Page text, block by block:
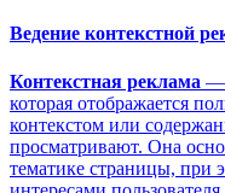
Ведение контекстной
Контекстная реклама —
которая отображается
контекстом или
просматривают. Она
тематике страницы, при